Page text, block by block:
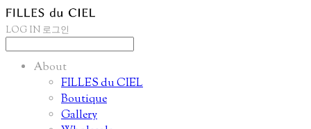
LOG IN 로그인
About
FILLES du CIEL
Boutique
Gallery